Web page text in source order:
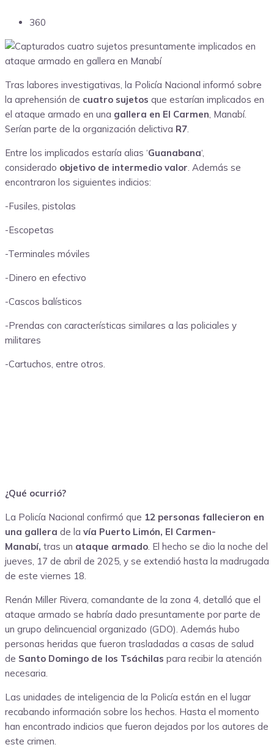
360
Tras labores investigativas, la Policía Nacional informó sobre
la aprehensión de cuatro sujetos que estarían implicados en
el ataque armado en una gallera en El Carmen, Manabí.
Serían parte de la organización delictiva R7.
Entre los implicados estaría alias ‘Guanabana‘,
considerado objetivo de intermedio valor. Además se
encontraron los siguientes indicios:
-Fusiles, pistolas
-Escopetas
-Terminales móviles
-Dinero en efectivo
-Cascos balísticos
-Prendas con características similares a las policiales y
militares
-Cartuchos, entre otros.
¿Qué ocurrió?
La Policía Nacional confirmó que 12 personas fallecieron en
una gallera de la vía Puerto Limón, El Carmen-
Manabí, tras un ataque armado. El hecho se dio la noche del
jueves, 17 de abril de 2025, y se extendió hasta la madrugada
de este viernes 18.
Renán Miller Rivera, comandante de la zona 4, detalló que el
ataque armado se habría dado presuntamente por parte de
un grupo delincuencial organizado (GDO). Además hubo
personas heridas que fueron trasladadas a casas de salud
de Santo Domingo de los Tsáchilas para recibir la atención
necesaria.
Las unidades de inteligencia de la Policía están en el lugar
recabando información sobre los hechos. Hasta el momento
han encontrado indicios que fueron dejados por los autores de
este crimen.